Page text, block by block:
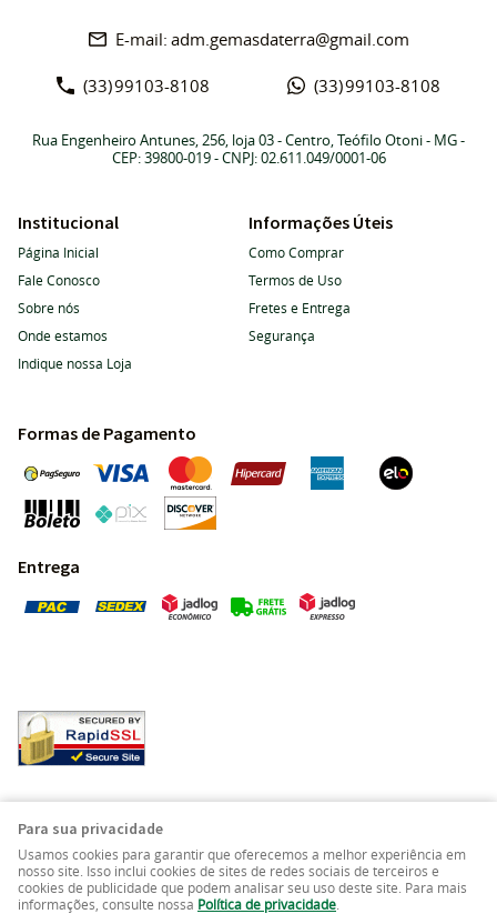
(33)99103-8108 (33)99103-8108
adm.gemasdaterra@gmail.com
Rua Engenheiro Antunes, 256, loja 03-Centro, Teófilo Otoni- MG-
CEP: 39800-019- CNPJ: 02.611.049/0001-06
Institucional
Página Inicial
Fale Conosco
Sobre nós
Onde estamos
Indique nossa Loja
Informações Úteis
Como Comprar
Termos de Uso
Fretes e Entrega
Segurança
Formas de Pagamento
Entrega
LOJA VIRTUAL CRIADA POR
Para sua privacidade
Usamos cookies para garantir que oferecemos a melhor experiência em
nosso site. Isso inclui cookies de sites de redes sociais de terceiros e
cookies de publicidade que podem analisar seu uso deste site. Para mais
informações, consulte nossa Política de privacidade